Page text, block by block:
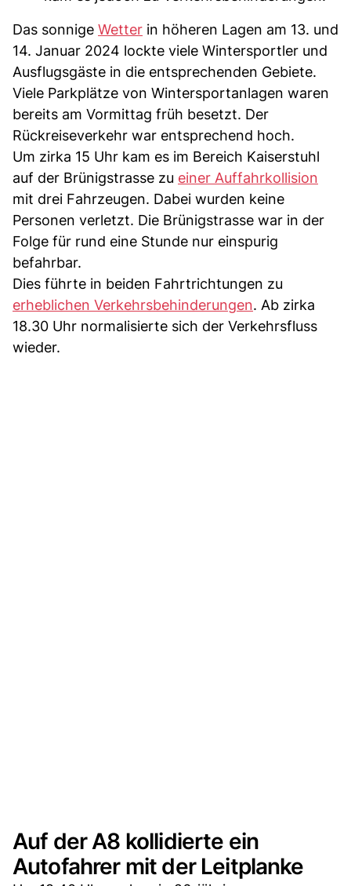
Das sonnige Wetter in höheren Lagen am 13. und
14. Januar 2024 lockte viele Wintersportler und
Ausflugsgäste in die entsprechenden Gebiete.
Viele Parkplätze von Wintersportanlagen waren
bereits am Vormittag früh besetzt. Der
Rückreiseverkehr war entsprechend hoch.
Um zirka 15 Uhr kam es im Bereich Kaiserstuhl
auf der Brünigstrasse zu einer Auffahrkollision
mit drei Fahrzeugen. Dabei wurden keine
Personen verletzt. Die Brünigstrasse war in der
Folge für rund eine Stunde nur einspurig
befahrbar.
Dies führte in beiden Fahrtrichtungen zu
erheblichen Verkehrsbehinderungen. Ab zirka
18.30 Uhr normalisierte sich der Verkehrsfluss
wieder.
Auf der A8 kollidierte ein
Autofahrer mit der Leitplanke